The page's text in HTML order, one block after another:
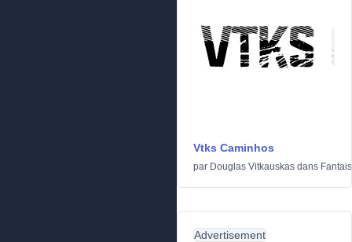
Vtks Caminhos
par Douglas Vitkauskas dans
Advertisement